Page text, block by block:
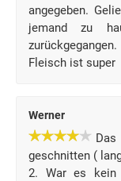
angegeben.
jemand zu
zurückgegangen.
Fleisch ist super
Werner
geschnitten (
2. War es kein